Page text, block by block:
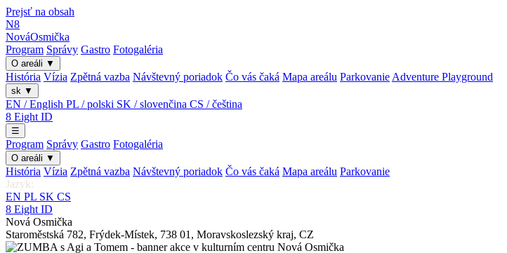
Prejsť na obsah
N8
NováOsmička
Program Správy Gastro Fotogaléria
O areáli ▼
História Vízia Zpětná vazba Návštevný poriadok Čo vás čaká Mapa areálu Parkovanie Adventure Playground
sk ▼
EN / English PL / polski SK / slovenčina CS / čeština
8 Eight ID
☰
Program Správy Gastro Fotogaléria
O areáli ▼
História Vízia Zpětná vazba Návštevný poriadok Čo vás čaká Mapa areálu Parkovanie
Jazyk:
EN PL SK CS
8 Eight ID
Nová Osmička
Staroměstská 782, Frýdek-Místek, 738 01 , Moravskoslezský kraj, CZ